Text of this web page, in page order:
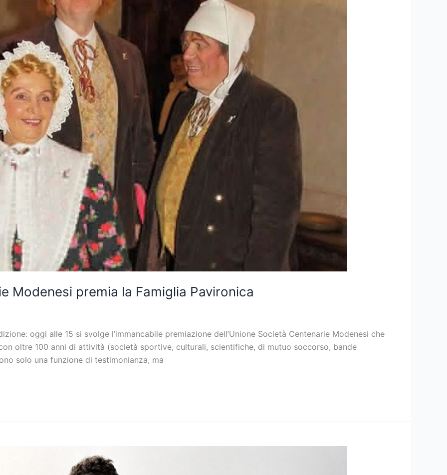
Modenesi premia la Famiglia Pavironica
oggi alle 15 si svolge l’immancabile premiazione dell’Unione Società Centenarie Modenesi che
oltre 100 anni di attività (società sportive, culturali, scientifiche, di mutuo soccorso, bande
solo una funzione di testimonianza, ma